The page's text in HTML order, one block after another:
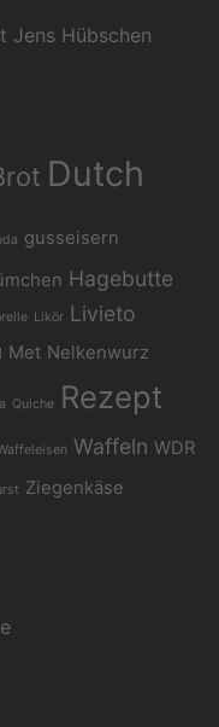
Jens Hübschen
Dutch
gusseisern
Hagebutte
Likör Livieto
Met Nelkenwurz
Quiche Rezept
Waffeln WDR
Ziegenkäse